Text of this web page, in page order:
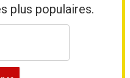
plus populaires.